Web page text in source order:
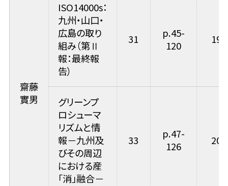
齋藤
實男
ISO14000s：
九州・山口・
広島の取り
組み（第Ⅱ
報：最終報
告）
31
p.45-
120
グリーンプ
ロシューマ
リズムと情
報－九州及
びその周辺
における産
「消」融合－
33
p.47-
126